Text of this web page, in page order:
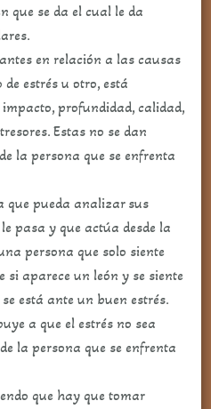
que se da el cual le da
en relación a las causas
estrés u otro, está
profundidad, calidad,
Estas no se dan
la persona que se enfrenta
que pueda analizar sus
pasa y que actúa desde la
persona que solo siente
si aparece un león y se siente
está ante un buen estrés.
a que el estrés no sea
la persona que se enfrenta
que hay que tomar